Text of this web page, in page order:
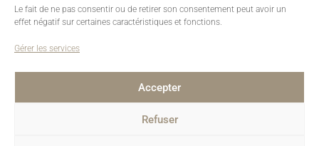
Le fait de ne pas consentir ou de retirer son consentement peut avoir un
effet négatif sur certaines caractéristiques et fonctions.
Gérer les services
Accepter
Refuser